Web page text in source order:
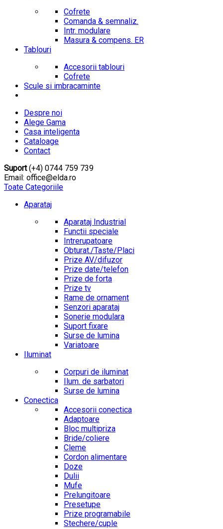
Cofrete
Comanda & semnaliz.
Intr. modulare
Masura & compens. ER
Tablouri
Accesorii tablouri
Cofrete
Scule si imbracaminte
Despre noi
Alege Gama
Casa inteligenta
Cataloage
Contact
Suport(+4) 0744 759 739
Email: office@elda.ro
Toate Categoriile
Aparataj
Aparataj Industrial
Functii speciale
Intrerupatoare
Obturat./Taste/Placi
Prize AV/difuzor
Prize date/telefon
Prize de forta
Prize tv
Rame de ornament
Senzori aparataj
Sonerie modulara
Suport fixare
Surse de lumina
Variatoare
Iluminat
Corpuri de iluminat
Ilum. de sarbatori
Surse de lumina
Conectica
Accesorii conectica
Adaptoare
Bloc multipriza
Bride/coliere
Cleme
Cordon alimentare
Doze
Dulii
Mufe
Prelungitoare
Presetupe
Prize programabile
Stechere/cuple